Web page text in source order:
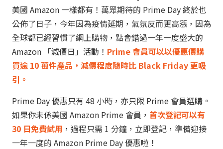
美國 Amazon 一樣都有！萬眾期待的 Prime Day 終於也
公佈了日子，今年因為疫情延期，氣氛反而更高漲，因為
全球都已經習慣了網上購物，點會錯過一年一度盛大的
Amazon 「減價日」活動！ Prime 會員可以以優惠價購
買逾 10 萬件產品，減價程度隨時比 Black Friday 更吸
引。
Prime Day 優惠只有 48 小時，亦只限 Prime 會員選購。
如果你未係美國 Amazon Prime 會員， 首次登記可以有
30 日免費試用 ，過程只需 1 分鐘，立即登記，準備迎接
一年一度的 Amazon Prime Day 優惠啦！